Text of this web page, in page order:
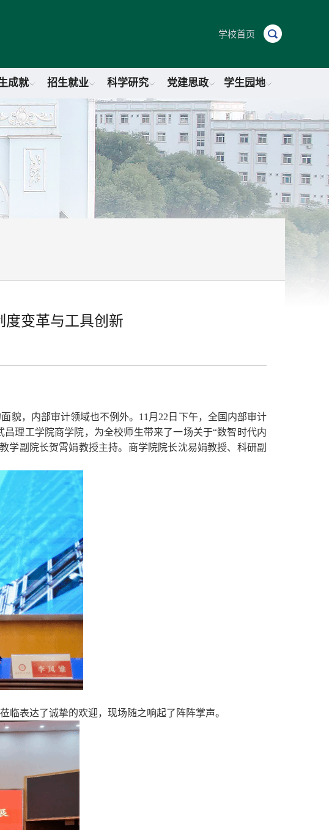
学校首页
成就 招生就业 科学研究 党建思政 学生园地
变革与工具创新
貌，内部审计领域也不例外。 11 月 22 日下午，全国内部审计
理工学院商学院，为全校师生带来了一场关于“数智时代内
学副院长贺霄娟教授主持。商学院院长沈易娟教授、科研副
表达了诚挚的欢迎，现场随之响起了阵阵掌声。